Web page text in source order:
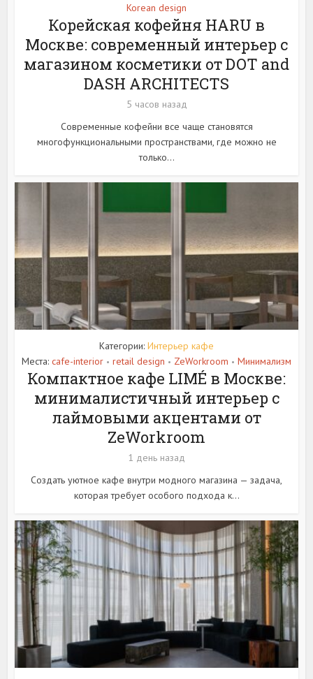
Korean design
Корейская кофейня HARU в
Москве: современный интерьер с
магазином косметики от DOT and
DASH ARCHITECTS
5 часов назад
Современные кофейни все чаще становятся
многофункциональными пространствами, где можно не
только...
Категории: Интерьер кафе
Места: cafe-interior • retail design • ZeWorkroom • Минимализм
Компактное кафе LIMÉ в Москве:
минималистичный интерьер с
лаймовыми акцентами от
ZeWorkroom
1 день назад
Создать уютное кафе внутри модного магазина — задача,
которая требует особого подхода к...